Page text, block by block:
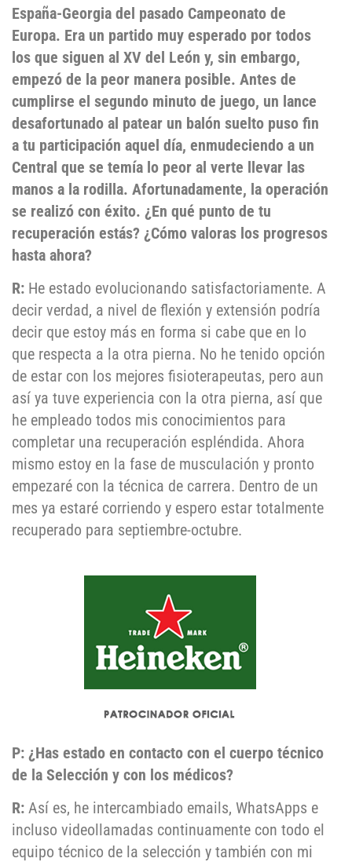
España-Georgia del pasado Campeonato de
Europa. Era un partido muy esperado por todos
los que siguen al XV del León y, sin embargo,
empezó de la peor manera posible. Antes de
cumplirse el segundo minuto de juego, un lance
desafortunado al patear un balón suelto puso fin
a tu participación aquel día, enmudeciendo a un
Central que se temía lo peor al verte llevar las
manos a la rodilla. Afortunadamente, la operación
se realizó con éxito. ¿En qué punto de tu
recuperación estás? ¿Cómo valoras los progresos
hasta ahora?
R: He estado evolucionando satisfactoriamente. A
decir verdad, a nivel de flexión y extensión podría
decir que estoy más en forma si cabe que en lo
que respecta a la otra pierna. No he tenido opción
de estar con los mejores fisioterapeutas, pero aun
así ya tuve experiencia con la otra pierna, así que
he empleado todos mis conocimientos para
completar una recuperación espléndida. Ahora
mismo estoy en la fase de musculación y pronto
empezaré con la técnica de carrera. Dentro de un
mes ya estaré corriendo y espero estar totalmente
recuperado para septiembre-octubre.
P: ¿Has estado en contacto con el cuerpo técnico
de la Selección y con los médicos?
R: Así es, he intercambiado emails, WhatsApps e
incluso videollamadas continuamente con todo el
equipo técnico de la selección y también con mi